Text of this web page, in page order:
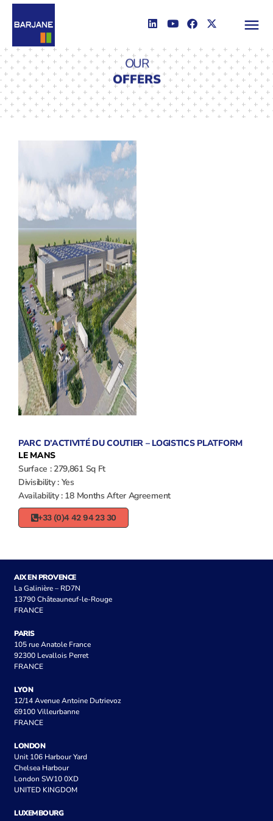
OUR
OFFERS
PARC D’ACTIVITÉ DU COUTIER – LOGISTICS PLATFORM
LE MANS
Surface : 279,861 Sq Ft
Divisibility : Yes
Availability : 18 Months After Agreement
+33 (0)4 42 94 23 30
AIX EN PROVENCE
La Galinière – RD7N
13790 Châteauneuf-le-Rouge
FRANCE
PARIS
105 rue Anatole France
92300 Levallois Perret
FRANCE
LYON
12/14 Avenue Antoine Dutrievoz
69100 Villeurbanne
FRANCE
LONDON
Unit 106 Harbour Yard
Chelsea Harbour
London SW10 0XD
UNITED KINGDOM
LUXEMBOURG